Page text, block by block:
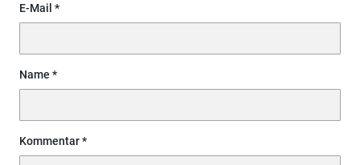
E-Mail
Name
Kommentar